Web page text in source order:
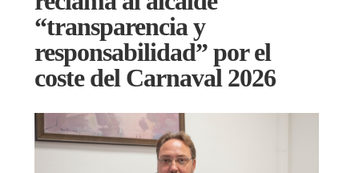
“transparencia y
responsabilidad” por el
coste del Carnaval 2026